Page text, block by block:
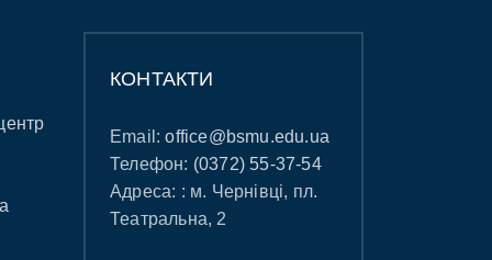
КОНТАКТИ
Email:office@bsmu.edu.ua
Телефон: (0372) 55-37-54
Адреса: : м. Чернівці, пл.
Театральна, 2